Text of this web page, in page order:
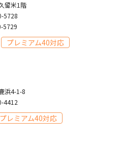
留米1階
5728
5729
プレミアム40対応
浜4-1-8
4412
プレミアム40対応